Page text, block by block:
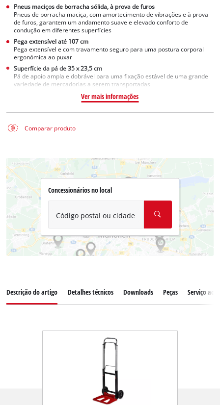
Pneus maciços de borracha sólida, à prova de furos
Pneus de borracha maciça, com amortecimento de vibrações e à prova
de furos, garantem um andamento suave e elevado conforto de
condução em diferentes superfícies
Pega extensível até 107 cm
Pega extensível e com travamento seguro para uma postura corporal
ergonómica ao puxar
Superfície da pá de 35 x 23,5 cm
Pá de apoio ampla e dobrável para uma fixação estável de uma grande
variedade de mercadorias a serem transportadas
Ver mais informações
Comparar produto
Concessionários no local
Código postal ou cidade
Descrição do artigo Detalhes técnicos Downloads Peças Serviço ao